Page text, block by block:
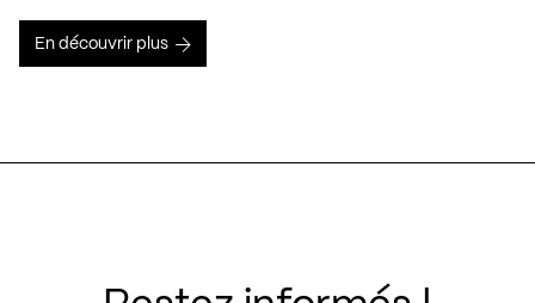
En découvrir plus